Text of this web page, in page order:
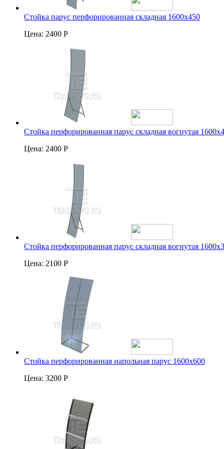
Стойка парус перфорированная складная 1600х450
Цена: 2400 Р
Стойка перфорированная парус складная вогнутая
Цена: 2400 Р
Стойка перфорированная парус складная вогнутая
Цена: 2100 Р
Стойка перфорированная напольная парус 1600х600
Цена: 3200 Р